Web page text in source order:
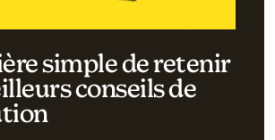
simple de retenir
conseils de